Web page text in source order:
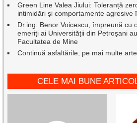
Green Line Valea Jiului: Toleranță
intimidări și comportamente agresive
Dr.ing. Benor Voicescu, împreună cu
emeriți ai Universității din Petroșani
Facultatea de Mine
Continuă asfaltările, pe mai multe
CELE MAI BUNE